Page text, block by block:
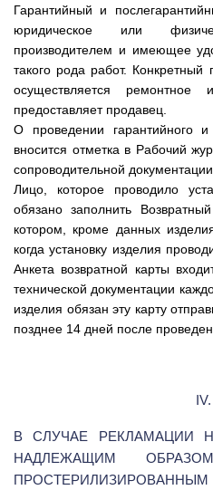
Гарантийный и
юридическое или
производителем и имеющее
такого рода работ. Конкретный
осуществляется ремонтное
предоставляет продавец.
О проведении гарантийного и
вносится отметка в Рабочий
сопроводительной
Лицо, которое проводило
обязано заполнить
котором, кроме данных
когда установку изделия
Анкета возвратной карты
технической документации
изделия обязан эту карту
позднее 14 дней после
IV.
В СЛУЧАЕ РЕКЛАМАЦИИ
НАДЛЕЖАЩИМ